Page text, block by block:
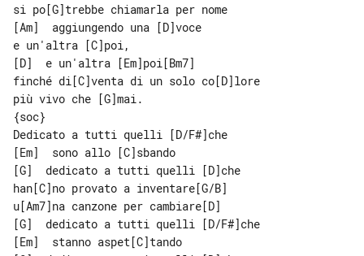
si po[G]trebbe chiamarla per nome
[Am]  aggiungendo una [D]voce
e un'altra [C]poi,
[D]  e un'altra [Em]poi[Bm7]
finché di[C]venta di un solo co[D]lore
più vivo che [G]mai.
{soc}
Dedicato a tutti quelli [D/F#]che
[Em]  sono allo [C]sbando
[G]  dedicato a tutti quelli [D]che
han[C]no provato a inventare[G/B]
u[Am7]na canzone per cambiare[D]
[G]  dedicato a tutti quelli [D/F#]che
[Em]  stanno aspet[C]tando